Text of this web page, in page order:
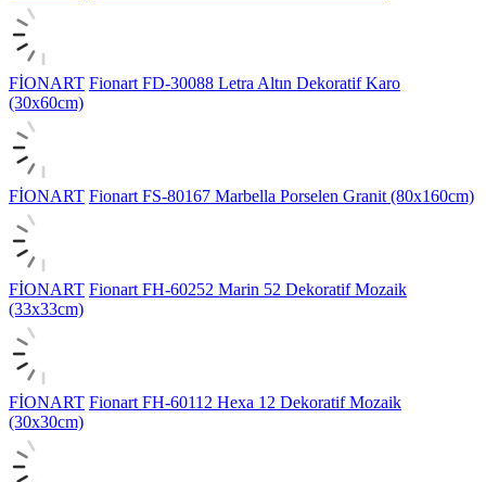
FİONART Fionart FD-30088 Letra Altın Dekoratif Karo
(30x60cm)
FİONART Fionart FS-80167 Marbella Porselen Granit (80x160cm)
FİONART Fionart FH-60252 Marin 52 Dekoratif Mozaik
(33x33cm)
FİONART Fionart FH-60112 Hexa 12 Dekoratif Mozaik
(30x30cm)